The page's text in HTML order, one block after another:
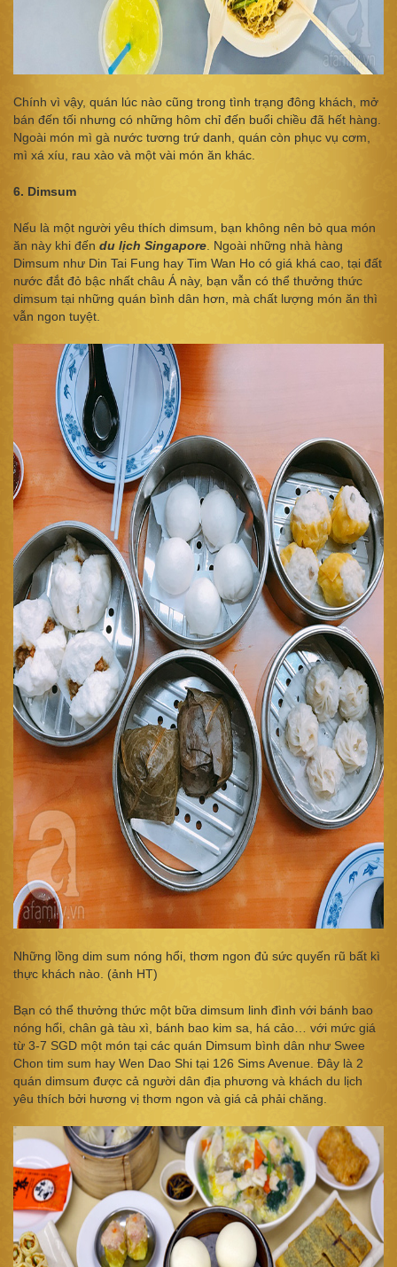
Chính vì vậy, quán lúc nào cũng trong tình trạng đông khách, mở
bán đến tối nhưng có những hôm chỉ đến buổi chiều đã hết hàng.
Ngoài món mì gà nước tương trứ danh, quán còn phục vụ cơm,
mì xá xíu, rau xào và một vài món ăn khác.
6. Dimsum
Nếu là một người yêu thích dimsum, bạn không nên bỏ qua món
ăn này khi đến du lịch Singapore. Ngoài những nhà hàng
Dimsum như Din Tai Fung hay Tim Wan Ho có giá khá cao, tại đất
nước đắt đỏ bậc nhất châu Á này, bạn vẫn có thể thưởng thức
dimsum tại những quán bình dân hơn, mà chất lượng món ăn thì
vẫn ngon tuyệt.
Những lồng dim sum nóng hổi, thơm ngon đủ sức quyến rũ bất kì
thực khách nào. (ảnh HT)
Bạn có thể thưởng thức một bữa dimsum linh đình với bánh bao
nóng hổi, chân gà tàu xì, bánh bao kim sa, há cảo… với mức giá
từ 3-7 SGD một món tại các quán Dimsum bình dân như Swee
Chon tim sum hay Wen Dao Shi tại 126 Sims Avenue. Đây là 2
quán dimsum được cả người dân địa phương và khách du lịch
yêu thích bởi hương vị thơm ngon và giá cả phải chăng.